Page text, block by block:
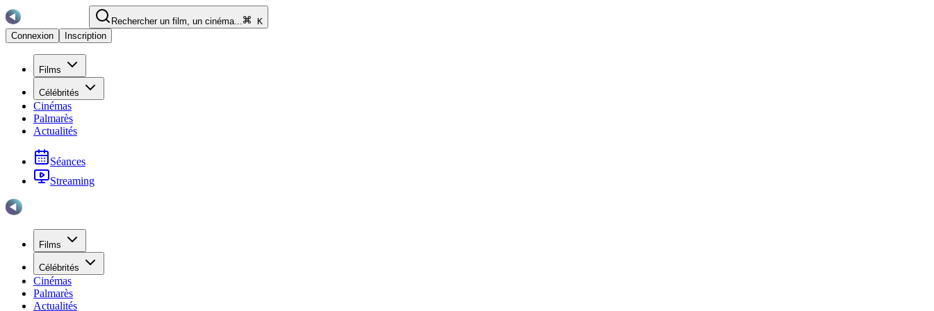
Rechercher un film, un cinéma...
K
Connexion
Inscription
Films
Célébrités
Cinémas
Palmarès
Actualités
Séances
Streaming
Films
Célébrités
Cinémas
Palmarès
Actualités